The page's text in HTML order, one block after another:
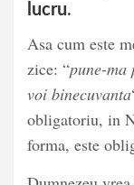
lucru.
Asa cum este
zice: “pune-ma
voi binecuvanta
obligatoriu, in
forma, este